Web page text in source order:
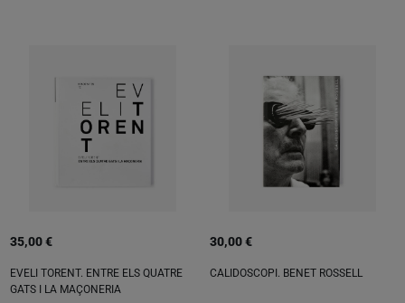
35,00 €
EVELI TORENT. ENTRE ELS QUATRE
GATS I LA MAÇONERIA
30,00 €
CALIDOSCOPI. BENET ROSSELL